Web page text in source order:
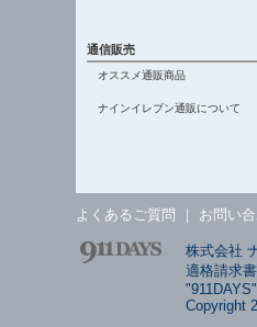
通信販売
オススメ通販商品
ナインイレブン通販について
よくあるご質問 お問い
株式会社
適格請求
Copyright